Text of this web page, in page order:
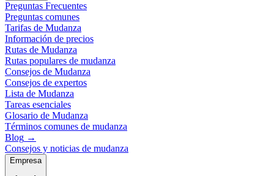
Preguntas Frecuentes
Preguntas comunes
Tarifas de Mudanza
Información de precios
Rutas de Mudanza
Rutas populares de mudanza
Consejos de Mudanza
Consejos de expertos
Lista de Mudanza
Tareas esenciales
Glosario de Mudanza
Términos comunes de mudanza
Blog →
Consejos y noticias de mudanza
Empresa